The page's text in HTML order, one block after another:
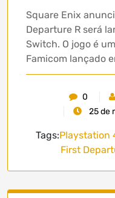
Square Enix
Departure R será
Switch. O jogo é
Famicom lançado
0
25 de
Tags:Playstation
First